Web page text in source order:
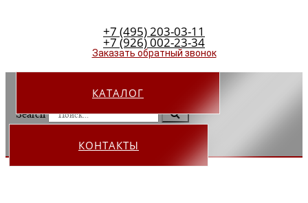
+7 (495) 203-03-11
+7 (926) 002-23-34
Заказать обратный звонок
КАТАЛОГ
Search
КОНТАКТЫ